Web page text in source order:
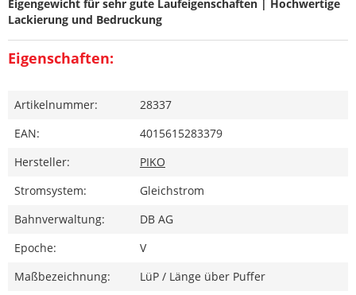
Eigengewicht für sehr gute Laufeigenschaften | Hochwertige
Lackierung und Bedruckung
Eigenschaften:
Artikelnummer:
28337
EAN:
4015615283379
Hersteller:
PIKO
Stromsystem:
Gleichstrom
Bahnverwaltung:
DB AG
Epoche:
V
Maßbezeichnung:
LüP / Länge über Puffer